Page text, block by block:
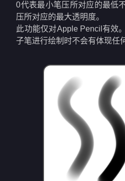
0代表最小笔压所对应的最低
压所对应的最大透明度。
此功能仅对Apple Pencil有效
子笔进行绘制时不会有体现任